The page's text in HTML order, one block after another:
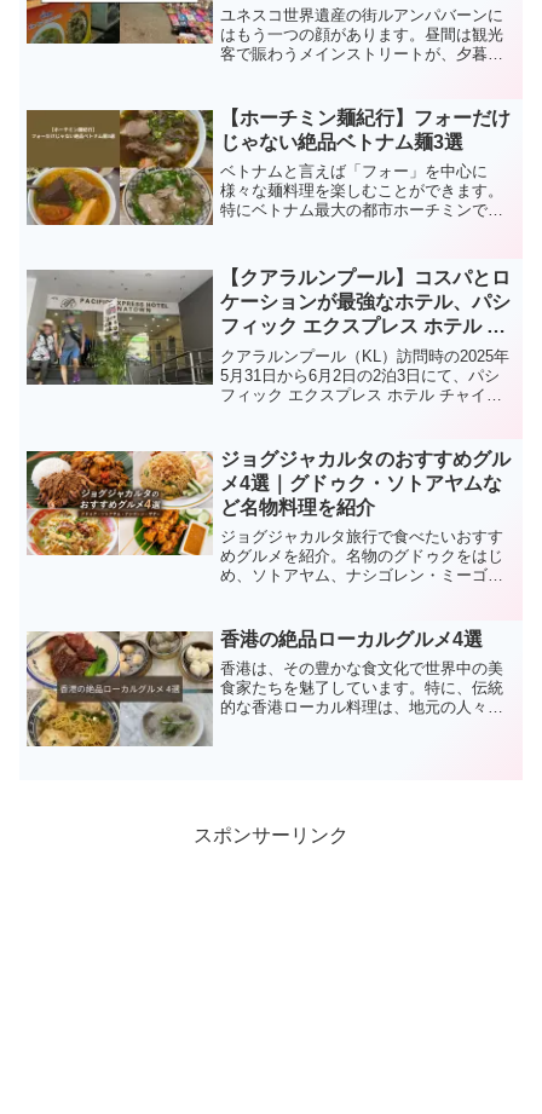
ユネスコ世界遺産の街ルアンパバーンに
はもう一つの顔があります。昼間は観光
客で賑わうメインストリートが、夕暮れ
回の記事ではルアンパバーン・ナイトマ
ーケットについて詳細をお届けします。
【ホーチミン麺紀行】フォーだけ
じゃない絶品ベトナム麺3選
ベトナムと言えば「フォー」を中心に
様々な麺料理を楽しむことができます。
特にベトナム最大の都市ホーチミンで
は、麺好きの私が実際にホーチミンで味
わった3種類の麺料理に焦点を当ててご紹
介します。
【クアラルンプール】コスパとロ
ケーションが最強なホテル、パシ
フィック エクスプレス ホテル チ
ャイナタウンに宿泊しました
クアラルンプール（KL）訪問時の2025年
5月31日から6月2日の2泊3日にて、パシ
フィック エクスプレス ホテル チャイナ
心に位置し、コストパフォーマンスにも
優れた非常におすすめのホテルです。
ジョグジャカルタのおすすめグル
メ4選｜グドゥク・ソトアヤムな
ど名物料理を紹介
ジョグジャカルタ旅行で食べたいおすす
めグルメを紹介。名物のグドゥクをはじ
め、ソトアヤム、ナシゴレン・ミーゴレ
す。
香港の絶品ローカルグルメ4選
香港は、その豊かな食文化で世界中の美
食家たちを魅了しています。特に、伝統
的な香港ローカル料理は、地元の人々の
スポンサーリンク